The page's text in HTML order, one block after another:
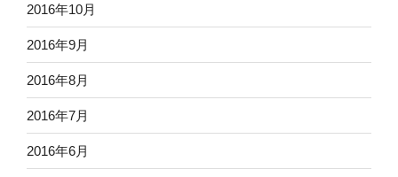
2016年10月
2016年9月
2016年8月
2016年7月
2016年6月